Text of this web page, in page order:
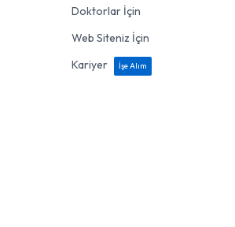
Doktorlar İçin
Web Siteniz İçin
Kariyer
İşe Alım